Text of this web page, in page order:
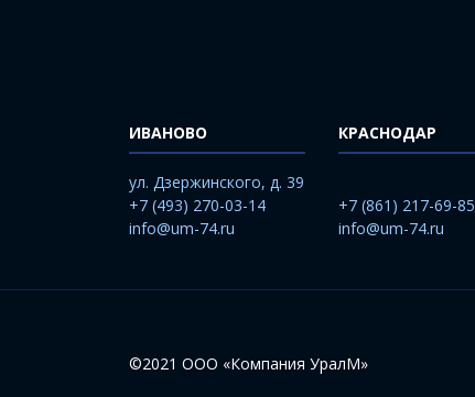
ИВАНОВО
ул. Дзержинского, д. 39
+7 (493) 270-03-14
info@um-74.ru
КРАСНОДАР
+7 (861) 217-69-85
info@um-74.ru
©2021 ООО «Компания УралМ»